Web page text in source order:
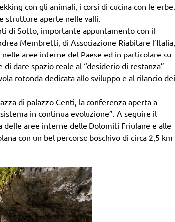
con gli animali, i corsi di cucina con le erbe.
strutture aperte nelle valli.
di Sotto, importante appuntamento con il
Membretti, di Associazione Riabitare l’Italia,
aree interne del Paese ed in particolare su
dare spazio reale al “desiderio di restanza”
rotonda dedicata allo sviluppo e al rilancio dei
di palazzo Centi, la conferenza aperta a
in continua evoluzione”. A seguire il
delle aree interne delle Dolomiti Friulane e alle
con un bel percorso boschivo di circa 2,5 km